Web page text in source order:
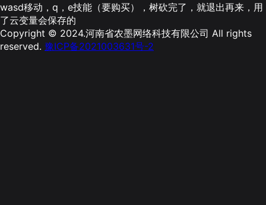
wasd移动，q，e技能（要购买），树砍完了，就退出再来，用
了云变量会保存的
Copyright © 2024.河南省农墨网络科技有限公司 All rights
reserved. 豫ICP备2021003631号-2